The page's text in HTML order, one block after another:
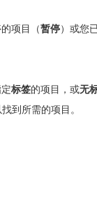
项目（暂停）或您
标签的项目，或无
到所需的项目。